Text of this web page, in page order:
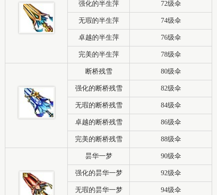
强化的半生萍 72级伞
无瑕的半生萍 74级伞
卓越的半生萍 76级伞
完美的半生萍 78级伞
断桥残雪 80级伞
强化的断桥残雪 82级伞
无瑕的断桥残雪 84级伞
卓越的断桥残雪 86级伞
完美的断桥残雪 88级伞
昙华一梦 90级伞
强化的昙华一梦 92级伞
无瑕的昙华一梦 94级伞